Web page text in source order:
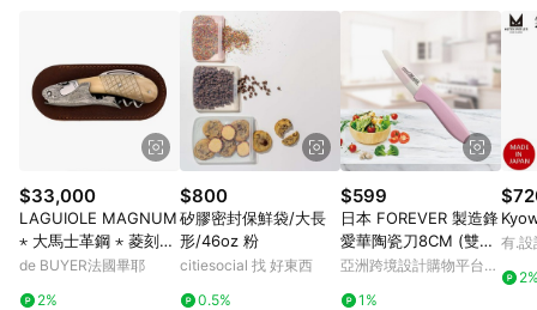
$33,000
LAGUIOLE MAGNUM
⋆ 大馬士革鋼 ⋆ 菱刻紋
點針鑲釘手柄 ⋆ 白牛角
de BUYER法國畢耶
2%
$800
矽膠密封保鮮袋/大長
形/46oz 粉
citiesocial 找 好東西
0.5%
$599
日本 FOREVER 製造鋒
愛華陶瓷刀8CM (雙色
刃粉柄)
亞洲跨境設計購物平台
1%
有.